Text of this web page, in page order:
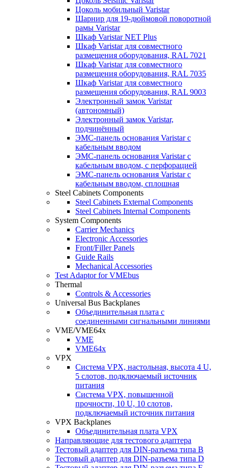
Цоколь мобильный Varistar
Шарнир для 19-дюймовой поворотной
рамы Varistar
Шкаф Varistar NET Plus
Шкаф Varistar для совместного
размещения оборудования, RAL 7021
Шкаф Varistar для совместного
размещения оборудования, RAL 7035
Шкаф Varistar для совместного
размещения оборудования, RAL 9003
Электронный замок Varistar
(автономный)
Электронный замок Varistar,
подчинённый
ЭМС-панель основания Varistar с
кабельным вводом
ЭМС-панель основания Varistar с
кабельным вводом, с перфорацией
ЭМС-панель основания Varistar с
кабельным вводом, сплошная
Steel Cabinets Components
Steel Cabinets External Components
Steel Cabinets Internal Components
System Components
Carrier Mechanics
Electronic Accessories
Front/Filler Panels
Guide Rails
Mechanical Accessories
Test Adaptor for VMEbus
Thermal
Controls & Accessories
Universal Bus Backplanes
Объединительная плата с
соединенными сигнальными линиями
VME/VME64x
VME
VME64x
VPX
Система VPX, настольная, высота 4 U,
5 слотов, подключаемый источник
питания
Система VPX, повышенной
прочности, 10 U, 10 слотов,
подключаемый источник питания
VPX Backplanes
Объединительная плата VPX
Направляющие для тестового адаптера
Тестовый адаптер для DIN-разъема типа B
Тестовый адаптер для DIN-разъема типа D